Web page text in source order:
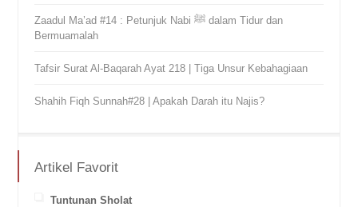
Zaadul Ma’ad #14 : Petunjuk Nabi ﷺ dalam Tidur dan
Bermuamalah
Tafsir Surat Al-Baqarah Ayat 218 | Tiga Unsur Kebahagiaan
Shahih Fiqh Sunnah#28 | Apakah Darah itu Najis?
Artikel Favorit
Tuntunan Sholat